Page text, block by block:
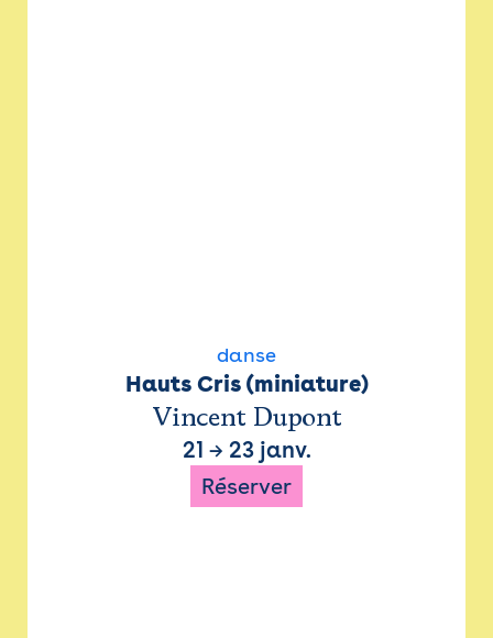
danse
Hauts Cris (miniature)
Vincent Dupont
21 → 23 janv.
Réserver